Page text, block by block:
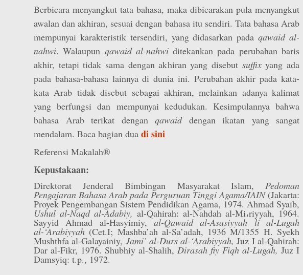
Berbicara menyangkut tata bahasa, maka dibicarakan pula menyangkut
awalan dan akhiran, sesuai dengan bahasa itu sendiri. Tata bahasa Arab
mempunyai karakteristik tersendiri, yang didasarkan padaqawaid al-
nahwi. Walaupun qawaid al-nahwiditekankan pada perubahan baris
akhir, tetapi tidak sama dengan akhiran yang disebut suffixyang ada
pada bahasa-bahasa lainnya di dunia ini. Perubahan akhir pada kata-
kata Arab tidak disebut sebagai akhiran, melainkan adanya kalimat
yang berfungsi dan mempunyai kedudukan. Kesimpulannya bahwa
bahasa Arab terikat dengan qawaid dengan ikatan yang sangat
mendalam. Baca bagian dua di sini
Referensi Makalah®
Kepustakaan:
Direktorat Jenderal Bimbingan Masyarakat Islam, Pedoman
Pengajaran Bahasa Arab pada Perguruan Tinggi Agama/IAIN (Jakarta:
Proyek Pengembangan Sistem Pendidikan Agama, 1974. Ahmad Syaib,
Ushul al-Naqd al-Adabiy, al-Qahirah: al-Nahdah al-Mi،riyyah, 1964.
Sayyid Ahmad al-Hasyimiy,al-Qawaid al-Asasiyyah li al-Lugah
al-‘Arabiyyah (Cet.I; Mashba’ah al-Sa’adah, 1936 M/1355 H. Syekh
Mushthfa al-Galayainiy, Jami’ al-Dur­s al-‘Arabiyyah,Juz I al-Qahirah:
Dar al-Fikr, 1976. Shubhiy al-Shalih, Dirasah fiy Fiqh al-Lugah, Juz I
Damsyiq: t.p., 1972.